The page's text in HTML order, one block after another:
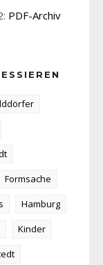
PDF-Archiv
Formsache
Hamburg
Kinder